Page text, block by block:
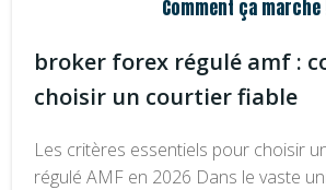
Comment ça marche
broker forex régulé amf :
choisir un courtier fiable
Les critères essentiels pour choisir
régulé AMF en 2026 Dans le vaste